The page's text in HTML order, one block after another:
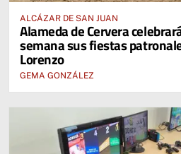
ALCÁZAR DE SAN JUAN
Alameda de Cervera
semana sus fiestas
Lorenzo
GEMA GONZÁLEZ